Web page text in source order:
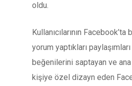
oldu.
Kullanıcılarının
yorum yaptıkları
beğenilerini saptayan ve
kişiye özel dizayn eden